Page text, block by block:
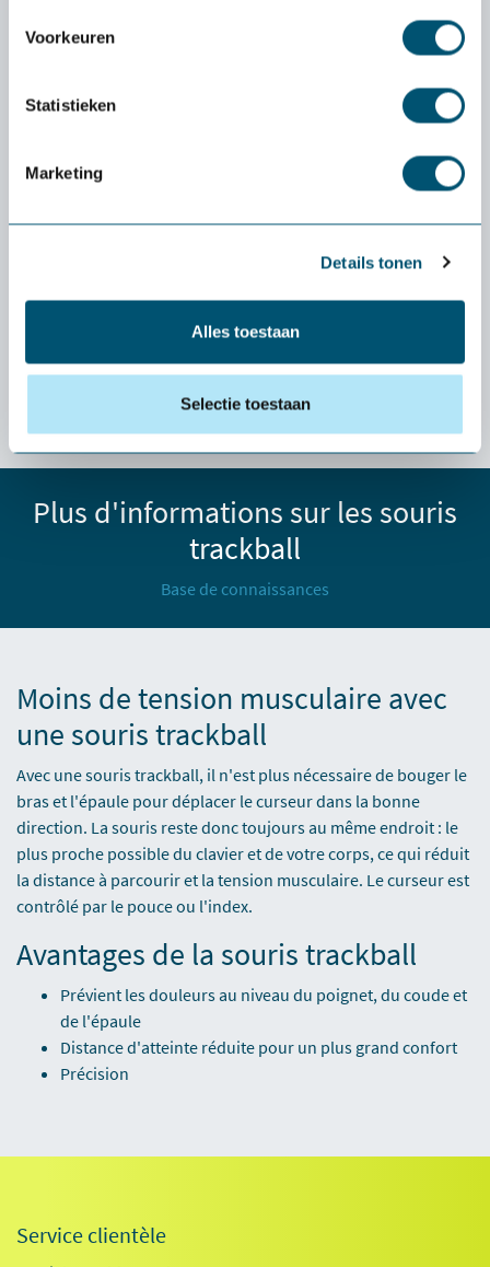
Voorkeuren
Statistieken
Marketing
Details tonen
Alles toestaan
Selectie toestaan
Bel 03 808 43 99 of stel je vraag via onze chat.
Plus d'informations sur les souris
trackball
Base de connaissances
Moins de tension musculaire avec
une souris trackball
Avec une souris trackball, il n'est plus nécessaire de bouger le
bras et l'épaule pour déplacer le curseur dans la bonne
direction. La souris reste donc toujours au même endroit : le
plus proche possible du clavier et de votre corps, ce qui réduit
la distance à parcourir et la tension musculaire. Le curseur est
contrôlé par le pouce ou l'index.
Avantages de la souris trackball
Prévient les douleurs au niveau du poignet, du coude et
de l'épaule
Distance d'atteinte réduite pour un plus grand confort
Précision
Service clientèle